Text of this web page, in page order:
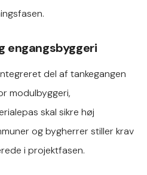
engangsbyggeri
del af tankegangen
modulbyggeri,
skal sikre høj
og bygherrer stiller krav
i projektfasen.